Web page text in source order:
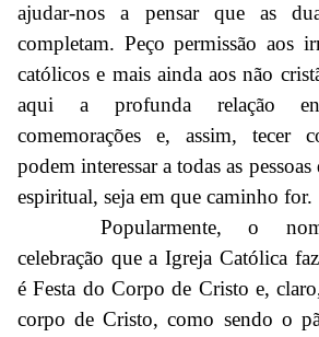
ajudar-nos a pensar que as
completam. Peço permissão aos
católicos e mais ainda aos não
aqui a profunda relação
comemorações e, assim, tecer
podem interessar a todas as
espiritual, seja em que caminho for.
Popularmente, o
celebração que a Igreja Católica
é Festa do Corpo de Cristo e,
corpo de Cristo, como sendo o